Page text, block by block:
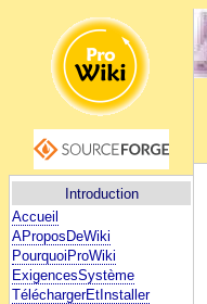
Introduction
Accueil
AProposDeWiki
PourquoiProWiki
ExigencesSystème
TéléchargerEtInstaller